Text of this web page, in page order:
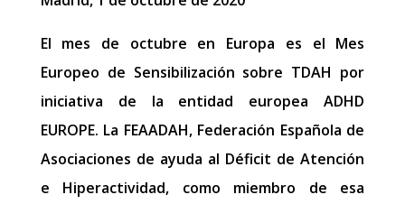
El mes de octubre en Europa es el Mes
Europeo de Sensibilización sobre TDAH por
iniciativa de la entidad europea ADHD
EUROPE. La FEAADAH, Federación Española de
Asociaciones de ayuda al Déficit de Atención
e Hiperactividad, como miembro de esa